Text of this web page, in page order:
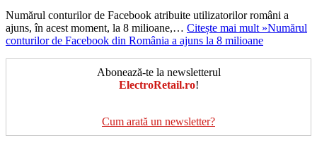
Numărul conturilor de Facebook atribuite utilizatorilor români a
ajuns, în acest moment, la 8 milioane,… Citește mai mult »Numărul
conturilor de Facebook din România a ajuns la 8 milioane
Abonează-te la newsletterul
ElectroRetail.ro!
Cum arată un newsletter?